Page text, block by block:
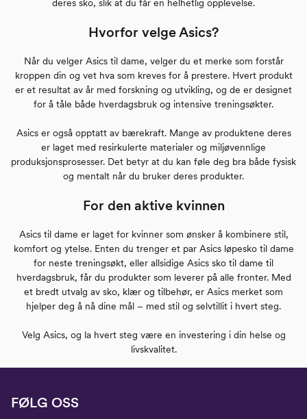
deres sko, slik at du får en helhetlig opplevelse.
Hvorfor velge Asics?
Når du velger Asics til dame, velger du et merke som forstår
kroppen din og vet hva som kreves for å prestere. Hvert produkt
er et resultat av år med forskning og utvikling, og de er designet
for å tåle både hverdagsbruk og intensive treningsøkter.
Asics er også opptatt av bærekraft. Mange av produktene deres
er laget med resirkulerte materialer og miljøvennlige
produksjonsprosesser. Det betyr at du kan føle deg bra både fysisk
og mentalt når du bruker deres produkter.
For den aktive kvinnen
Asics til dame er laget for kvinner som ønsker å kombinere stil,
komfort og ytelse. Enten du trenger et par Asics løpesko til dame
for neste treningsøkt, eller allsidige Asics sko til dame til
hverdagsbruk, får du produkter som leverer på alle fronter. Med
et bredt utvalg av sko, klær og tilbehør, er Asics merket som
hjelper deg å nå dine mål – med stil og selvtillit i hvert steg.
Velg Asics, og la hvert steg være en investering i din helse og
livskvalitet.
FØLG OSS